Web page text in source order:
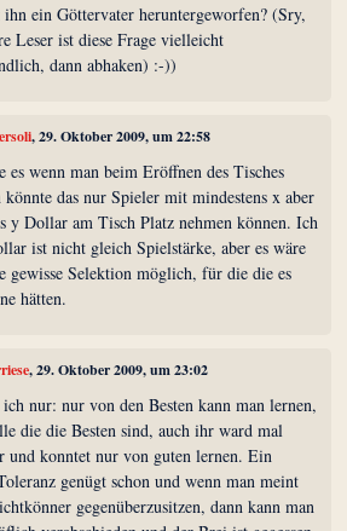
ihn ein Göttervater heruntergeworfen? (Sry,
Leser ist diese Frage vielleicht
dann abhaken) :-))
, 29. Oktober 2009, um 22:58
es wenn man beim Eröffnen des Tisches
könnte das nur Spieler mit mindestens x aber
y Dollar am Tisch Platz nehmen können. Ich
ist nicht gleich Spielstärke, aber es wäre
gewisse Selektion möglich, für die die es
hätten.
, 29. Oktober 2009, um 23:02
ich nur: nur von den Besten kann man lernen,
die die Besten sind, auch ihr ward mal
und konntet nur von guten lernen. Ein
genügt schon und wenn man meint
gegenüberzusitzen, dann kann man